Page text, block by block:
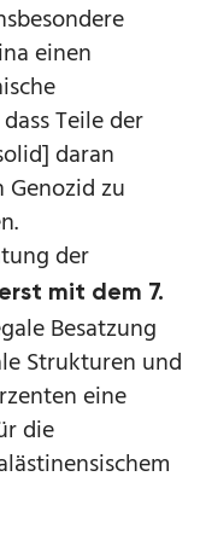
einen
Teile der
daran
zu
der
mit dem 7.
Besatzung
Strukturen und
eine
die